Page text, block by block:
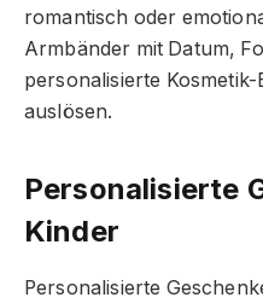
romantisch oder
Armbänder mit Datum,
personalisierte
auslösen.
Personalisierte
Kinder
Personalisierte